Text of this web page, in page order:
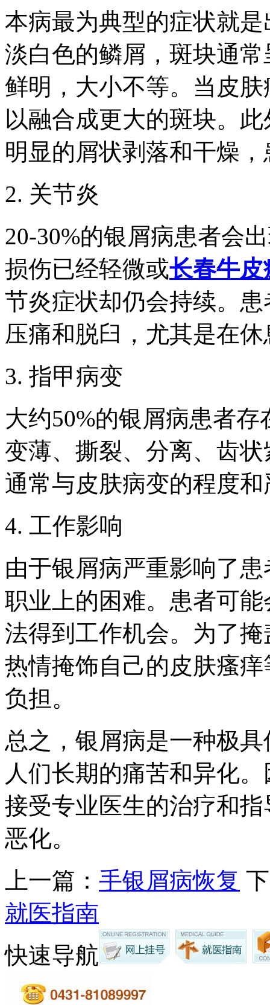
本病最为典型的症状就
淡白色的鳞屑，斑块通
鲜明，大小不等。当皮
以融合成更大的斑块。
明显的屑状剥落和干燥
2. 关节炎
20-30%的银屑病患者会
损伤已经轻微或长春牛皮
节炎症状却仍会持续。
压痛和脱臼，尤其是在
3. 指甲病变
大约50%的银屑病患者
变薄、撕裂、分离、齿
通常与皮肤病变的程度
4. 工作影响
由于银屑病严重影响了
职业上的困难。患者可
法得到工作机会。为了
热情掩饰自己的皮肤瘙
负担。
总之，银屑病是一种极
人们长期的痛苦和异化
接受专业医生的治疗和
恶化。
上一篇： 手银屑病恢复
就医指南
快速导航